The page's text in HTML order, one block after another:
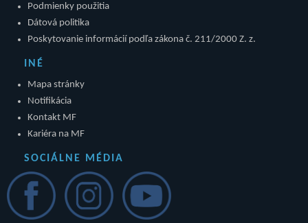
Podmienky použitia
Dátová politika
Poskytovanie informácií podľa zákona č. 211/2000 Z. z.
INÉ
Mapa stránky
Notifikácia
Kontakt MF
Kariéra na MF
SOCIÁLNE MÉDIA